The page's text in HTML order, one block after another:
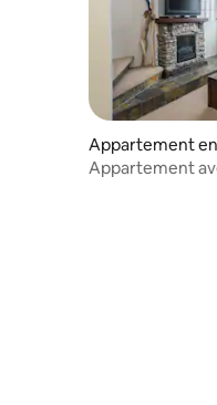
Appartement
Agassiz
Appartement